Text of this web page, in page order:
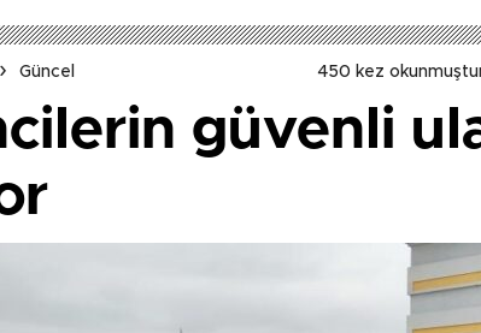
Güncel 450 kez
güvenli